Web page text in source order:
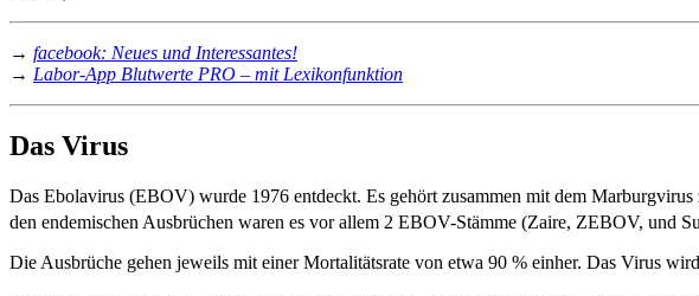
→ facebook: Neues und Interessantes!
→ Labor-App Blutwerte PRO – mit Lexikonfunktion
Das Virus
Das Ebolavirus (EBOV) wurde 1976 entdeckt. Es gehört zusammen mit dem
den endemischen Ausbrüchen waren es vor allem 2 EBOV-Stämme (Zaire, ZEBOV, und
Die Ausbrüche gehen jeweils mit einer Mortalitätsrate von etwa 90 % einher. Das Virus